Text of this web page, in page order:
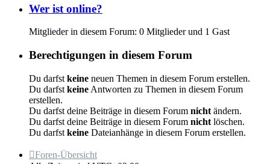
Wer ist online?
Mitglieder in diesem Forum: 0 Mitglieder und 1 Gast
Berechtigungen in diesem Forum
Du darfst keine neuen Themen in diesem Forum erstellen.
Du darfst keine Antworten zu Themen in diesem Forum
erstellen.
Du darfst deine Beiträge in diesem Forum nicht ändern.
Du darfst deine Beiträge in diesem Forum nicht löschen.
Du darfst keine Dateianhänge in diesem Forum erstellen.
Foren-Übersicht